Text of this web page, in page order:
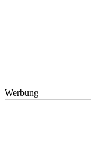
Werbung